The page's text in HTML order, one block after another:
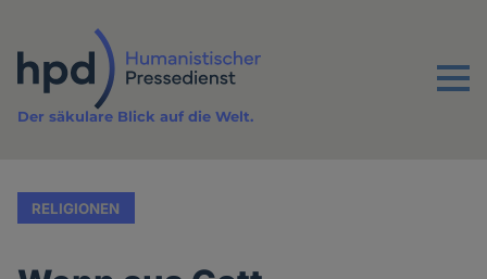
Inhalt
Menu
Der säkulare Blick auf die Welt.
RELIGIONEN